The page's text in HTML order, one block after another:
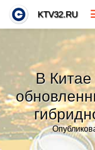
В
KTV32.RU
Тренды новостей»
Рубрики»
Правила